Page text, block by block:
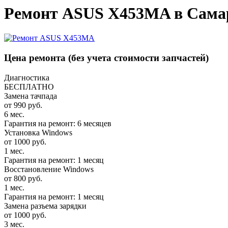
Ремонт ASUS X453MA в
Цена ремонта (без учета стоимости запчастей)
Диагностика
БЕСПЛАТНО
Замена тачпада
от 990 руб.
6 мес.
Гарантия на ремонт: 6 месяцев
Установка Windows
от 1000 руб.
1 мес.
Гарантия на ремонт: 1 месяц
Восстановление Windows
от 800 руб.
1 мес.
Гарантия на ремонт: 1 месяц
Замена разъема зарядки
от 1000 руб.
3 мес.